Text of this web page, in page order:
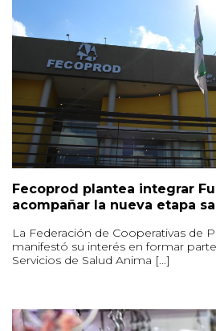
Fecoprod plantea integrar
acompañar la nueva etapa
La Federación de Cooperativas de
manifestó su interés en formar
Servicios de Salud Anima [...]